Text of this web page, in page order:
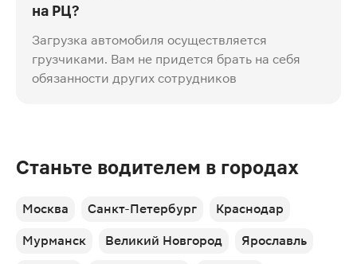
на РЦ?
Загрузка автомобиля осуществляется
грузчиками. Вам не придется брать на себя
обязанности других сотрудников
Станьте водителем в городах
Москва Санкт-Петербург Краснодар
Мурманск Великий Новгород Ярославль